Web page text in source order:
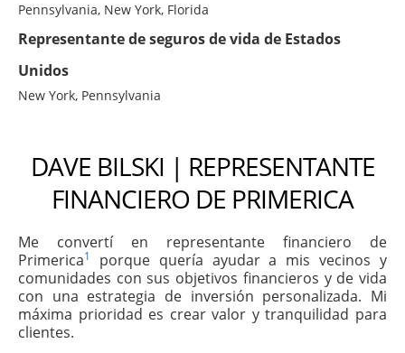
Pennsylvania, New York, Florida
Representante de seguros de vida de Estados
Unidos
New York, Pennsylvania
DAVE BILSKI | REPRESENTANTE
FINANCIERO DE PRIMERICA
Me convertí en representante financiero de
Primerica1
porque quería ayudar a mis vecinos y
comunidades con sus objetivos financieros y de vida
con una estrategia de inversión personalizada. Mi
máxima prioridad es crear valor y tranquilidad para
clientes.